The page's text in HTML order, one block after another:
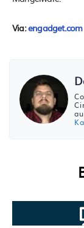
Via:engadget.com